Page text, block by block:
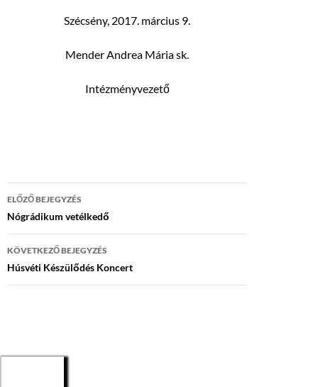
Szécsény, 2017. március 9.
Mender Andrea Mária sk.
Intézményvezető
Bejegyzés
navigáció
ELŐZŐ BEJEGYZÉS
Nógrádikum vetélkedő
KÖVETKEZŐ BEJEGYZÉS
Húsvéti Készülődés Koncert